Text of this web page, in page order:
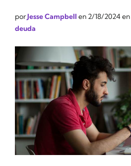
porJesse Campbell en 2/18/2024 en
deuda